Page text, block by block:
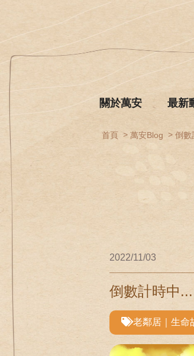
關於萬安 最新
首頁 萬安Blog 倒數
2022/11/03
倒數計時中...
老鄰居｜生命